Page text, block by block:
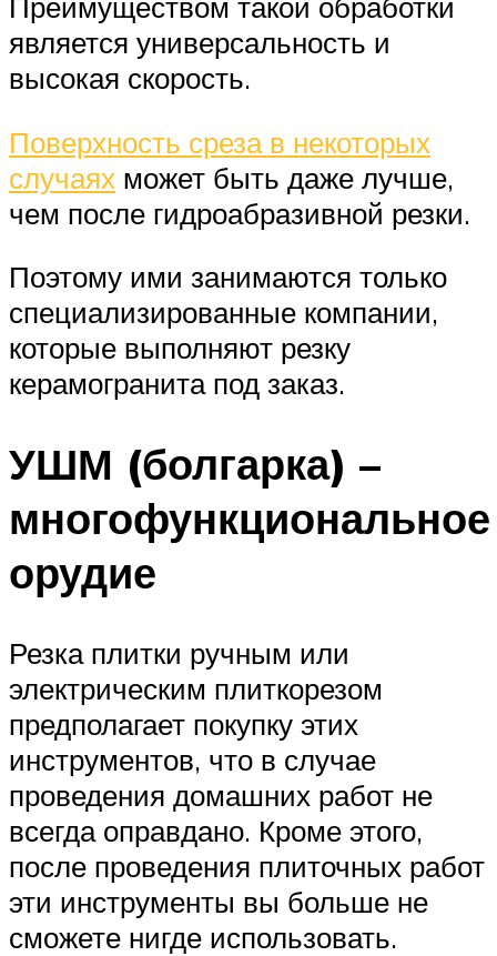
является универсальность и
высокая скорость.
Поверхность среза в некоторых
случаях может быть даже лучше,
чем после гидроабразивной резки.
Поэтому ими занимаются только
специализированные компании,
которые выполняют резку
керамогранита под заказ.
УШМ (болгарка) –
многофункциональное
орудие
Резка плитки ручным или
электрическим плиткорезом
предполагает покупку этих
инструментов, что в случае
проведения домашних работ не
всегда оправдано. Кроме этого,
после проведения плиточных работ
эти инструменты вы больше не
сможете нигде использовать.